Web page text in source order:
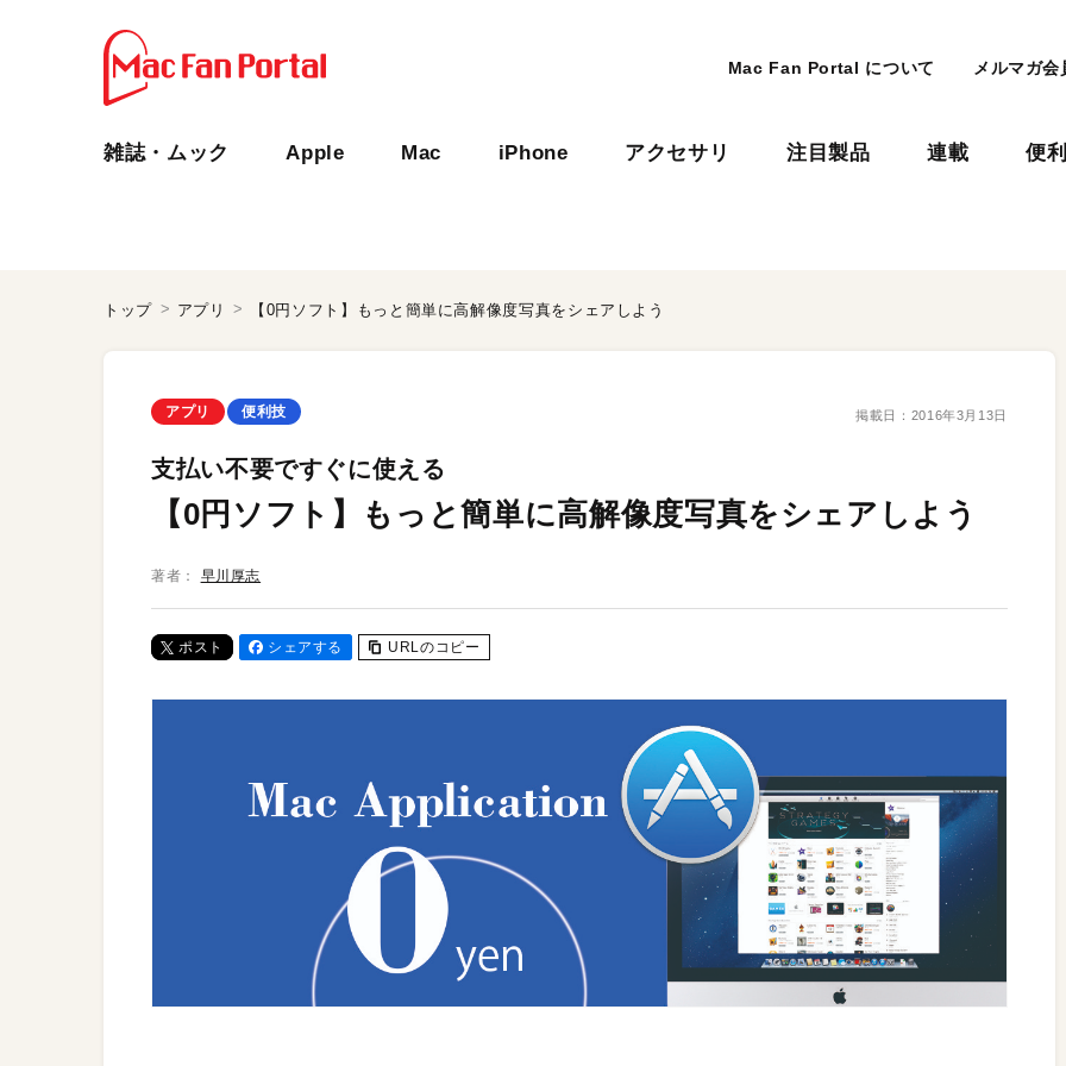
Mac Fan Portal について メルマガ会
雑誌・ムック Apple Mac iPhone アクセサリ 注目製品 連載 便
トップ アプリ 【0円ソフト】もっと簡単に高解像度写真をシェアしよう
アプリ 便利技 掲載日： 2016年3月13日
支払い不要ですぐに使える
【0円ソフト】もっと簡単に高解像度写真をシェアしよう
著者： 早川厚志
ポスト シェアする URLのコピー